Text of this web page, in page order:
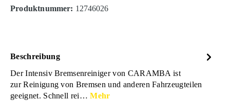
Produktnummer: 12746026
Beschreibung
Der Intensiv Bremsenreiniger von CARAMBA ist
zur Reinigung von Bremsen und anderen Fahrzeugteilen
geeignet. Schnell rei…Mehr